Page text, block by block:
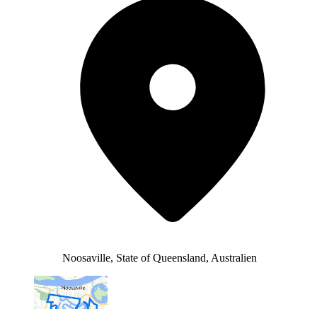
Noosaville, State of Queensland, Australien